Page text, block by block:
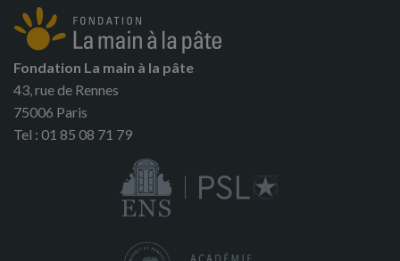
Fondation La main à la pâte
43, rue de Rennes
75006 Paris
Tel : 01 85 08 71 79